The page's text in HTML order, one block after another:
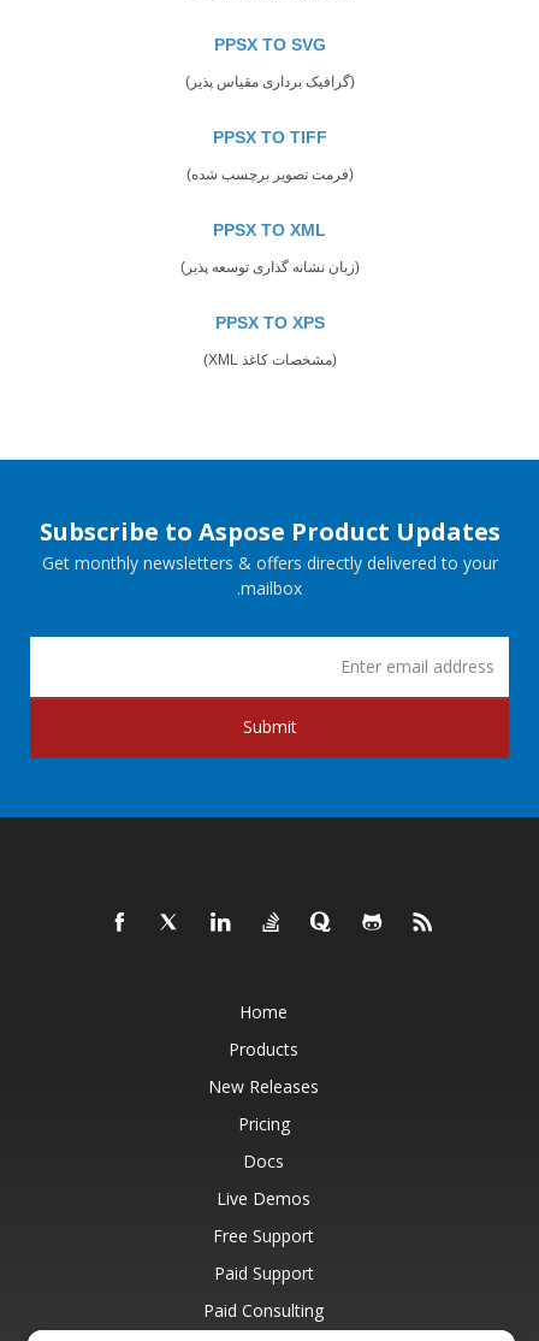
PPSX TO SVG
(گرافیک برداری مقیاس پذیر)
PPSX TO TIFF
(فرمت تصویر برچسب شده)
PPSX TO XML
(زبان نشانه گذاری توسعه پذیر)
PPSX TO XPS
(مشخصات کاغذ XML)
Subscribe to Aspose Product Updates
Get monthly newsletters & offers directly delivered to your
mailbox.
Submit
Home
Products
New Releases
Pricing
Docs
Live Demos
Free Support
Paid Support
Paid Consulting